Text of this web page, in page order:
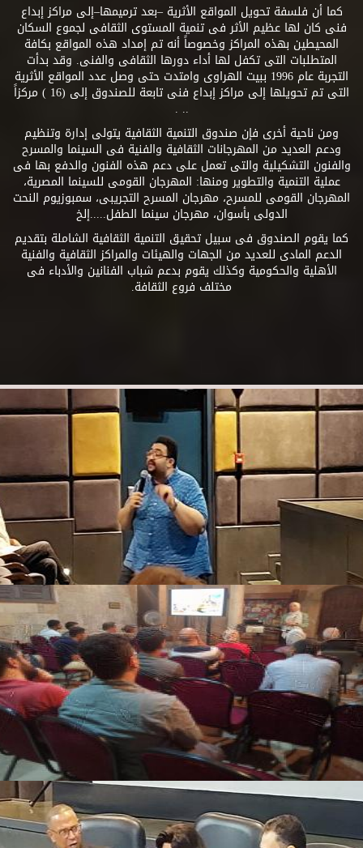
كما أن فلسفة تحويل المواقع الأثرية –بعد ترميمها–إلى مراكز إبداع
فنى كان لها عظيم الأثر فى تنمية المستوى الثقافى لجموع السكان
المحيطين بهذه المراكز وخصوصاً أنه تم إمداد هذه المواقع بكافة
المتطلبات التى تكفل لها أداء دورها الثقافى والفنى. وقد بدأت
التجربة عام 1996 ببيت الهراوى وامتدت حتى وصل عدد المواقع الأثرية
التى تم تحويلها إلى مراكز إبداع فنى تابعة للصندوق إلى (16 ) مركزاً
.. .
ومن ناحية أخرى فإن صندوق التنمية الثقافية يتولى إدارة وتنظيم
ودعم العديد من المهرجانات الثقافية والفنية فى السينما والمسرح
والفنون التشكيلية والتى تعمل على دعم هذه الفنون والدفع بها فى
عملية التنمية والتطوير ومنها: المهرجان القومى للسينما المصرية،
المهرجان القومى للمسرح، مهرجان المسرح التجريبى، سمبوزيوم النحت
الدولى بأسوان، مهرجان سينما الطفل.....إلخ
كما يقوم الصندوق فى سبيل تحقيق التنمية الثقافية الشاملة بتقديم
الدعم المادى للعديد من الجهات والهيئات والمراكز الثقافية والفنية
الأهلية والحكومية وكذلك يقوم بدعم شباب الفنانين والأدباء فى
مختلف فروع الثقافة.